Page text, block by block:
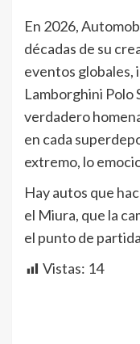
En 2026,
décadas de su
eventos globales,
Lamborghini Polo
verdadero
en cada
extremo, lo
Hay autos que
el Miura, que la
el punto de
Vistas: 14